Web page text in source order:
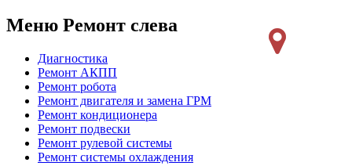
Меню Ремонт слева
Диагностика
Ремонт АКПП
Ремонт робота
Ремонт двигателя и замена ГРМ
Ремонт кондиционера
Ремонт подвески
Ремонт рулевой системы
Ремонт системы охлаждения